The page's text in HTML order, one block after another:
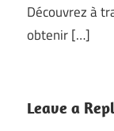
Découvrez à
obtenir […]
Leave a